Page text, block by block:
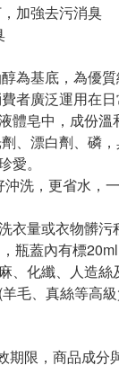
加強去污消臭
為基底，為優
者廣泛運用在
體皂中，成份溫
、漂白劑、磷
愛。
沖洗，更省水，
衣量或衣物髒污
瓶蓋內有標
、化纖、人造
毛、真絲等高
期限，商品成分